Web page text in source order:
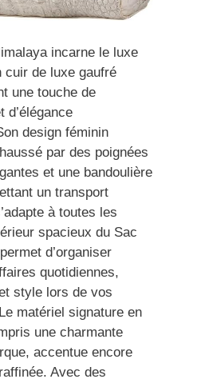
incarne le luxe
cuir de luxe gaufré
une touche de
d’élégance
design féminin
par des poignées
et une bandoulière
un transport
à toutes les
spacieux du Sac
d’organiser
quotidiennes,
style lors de vos
matériel signature en
une charmante
accentue encore
Avec des